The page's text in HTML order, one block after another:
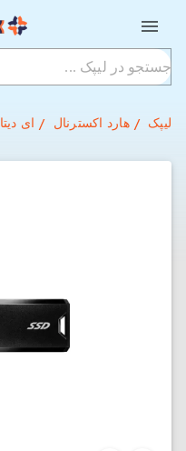
لیپک هارد اکسترنال ای دیتا